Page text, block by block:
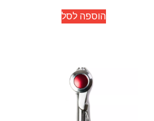
הוספה לסל